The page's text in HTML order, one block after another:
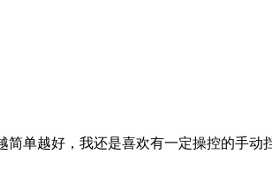
单越好，我还是喜欢有一定操控的手